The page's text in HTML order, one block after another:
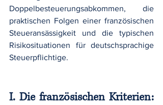
Doppelbesteuerungsabkommen, die
praktischen Folgen einer französischen
Steueransässigkeit und die typischen
Risikosituationen für deutschsprachige
Steuerpflichtige.
I. Die französischen Kriterien: